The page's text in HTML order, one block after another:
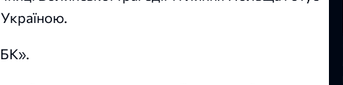
Україною.